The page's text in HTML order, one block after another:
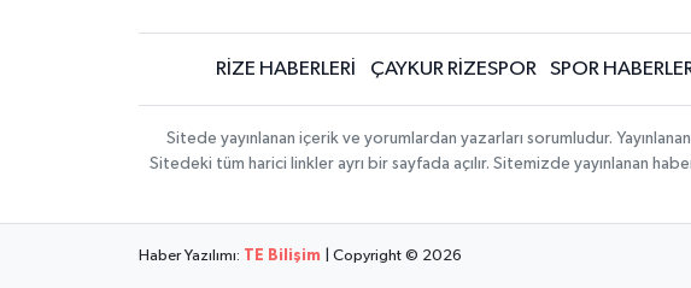
RİZE HABERLERİ ÇAYKUR RİZESPOR SPOR
Sitede yayınlanan içerik ve yorumlardan yazarları sorumludur.
Sitedeki tüm harici linkler ayrı bir sayfada açılır. Sitemizde yayınlanan
Haber Yazılımı: TE Bilişim | Copyright © 2026